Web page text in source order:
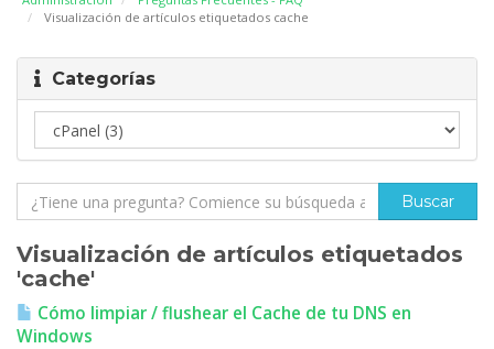
Visualización de artículos etiquetados cache
Categorías
Visualización de artículos etiquetados
'cache'
Cómo limpiar / flushear el Cache de tu DNS en
Windows